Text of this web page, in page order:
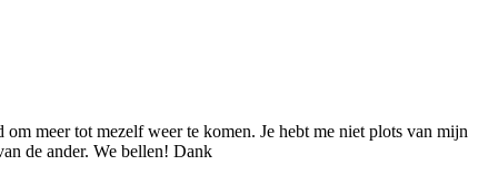
meer tot mezelf weer te komen. Je hebt me niet plots van mijn
de ander. We bellen! Dank